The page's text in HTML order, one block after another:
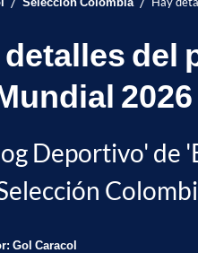
detalles del
2026
Deportivo' de
Gol Caracol